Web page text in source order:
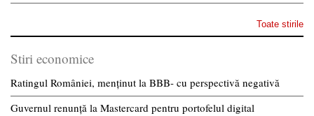
Toate stirile
Stiri economice
Ratingul României, menținut la BBB- cu perspectivă negativă
Guvernul renunță la Mastercard pentru portofelul digital